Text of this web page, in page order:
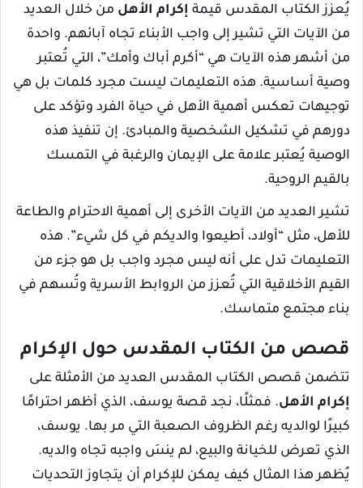
يُعزز الكتاب المقدس قيمة إكرام الأهل من خلال العديد
من الآيات التي تشير إلى واجب الأبناء تجاه آبائهم. واحدة
من أشهر هذه الآيات هي “أكرم أباك وأمك”، التي تُعتبر
وصية أساسية. هذه التعليمات ليست مجرد كلمات بل هي
توجيهات تعكس أهمية الأهل في حياة الفرد وتؤكد على
دورهم في تشكيل الشخصية والمبادئ. إن تنفيذ هذه
الوصية يُعتبر علامة على الإيمان والرغبة في التمسك
بالقيم الروحية.
تشير العديد من الآيات الأخرى إلى أهمية الاحترام والطاعة
للأهل، مثل “أولاد، أطيعوا والديكم في كل شيء”. هذه
التعليمات تدل على أنه ليس مجرد واجب بل هو جزء من
القيم الأخلاقية التي تُعزز من الروابط الأسرية وتُسهم في
بناء مجتمع متماسك.
قصص من الكتاب المقدس حول الإكرام
تتضمن قصص الكتاب المقدس العديد من الأمثلة على
إكرام الأهل. فمثلًا، نجد قصة يوسف، الذي أظهر احترامًا
كبيرًا لوالديه رغم الظروف الصعبة التي مر بها. يوسف،
الذي تعرض للخيانة والبيع، لم ينسَ واجبه تجاه والديه.
يُظهر هذا المثال كيف يمكن للإكرام أن يتجاوز التحديات